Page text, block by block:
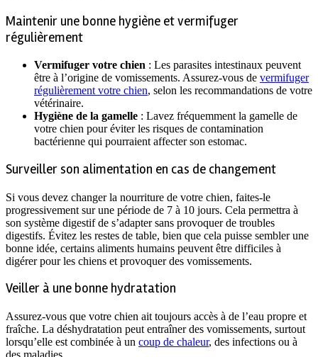
Maintenir une bonne hygiène et vermifuger
régulièrement
Vermifuger votre chien : Les parasites intestinaux peuvent
être à l’origine de vomissements. Assurez-vous de vermifuger
régulièrement votre chien, selon les recommandations de votre
vétérinaire.
Hygiène de la gamelle : Lavez fréquemment la gamelle de
votre chien pour éviter les risques de contamination
bactérienne qui pourraient affecter son estomac.
Surveiller son alimentation en cas de changement
Si vous devez changer la nourriture de votre chien, faites-le
progressivement sur une période de 7 à 10 jours. Cela permettra à
son système digestif de s’adapter sans provoquer de troubles
digestifs. Évitez les restes de table, bien que cela puisse sembler une
bonne idée, certains aliments humains peuvent être difficiles à
digérer pour les chiens et provoquer des vomissements.
Veiller à une bonne hydratation
Assurez-vous que votre chien ait toujours accès à de l’eau propre et
fraîche. La déshydratation peut entraîner des vomissements, surtout
lorsqu’elle est combinée à un coup de chaleur, des infections ou à